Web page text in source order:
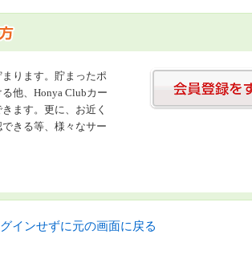
ります。貯まったポ
他、Honya Clubカー
ます。更に、お近く
きる等、様々なサー
インせずに元の画面に戻る